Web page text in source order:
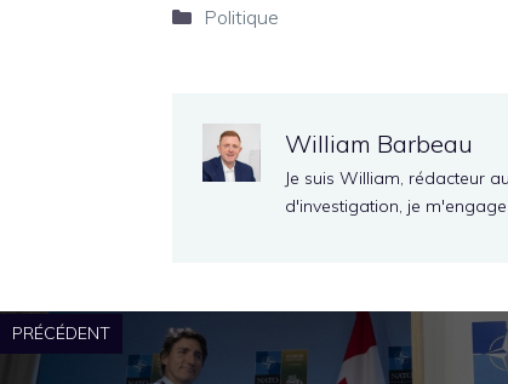
Catégories
Politique
William Barbeau
Je suis William, rédacteur
d'investigation, je
PRÉCÉDENT